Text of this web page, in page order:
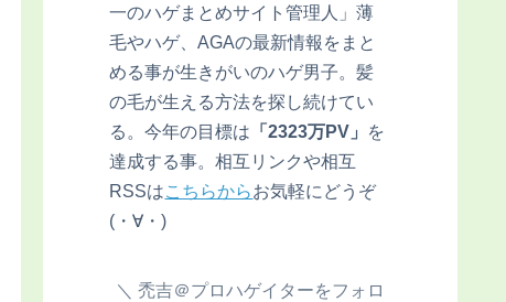
一のハゲまとめサイト管理人」薄
毛やハゲ、AGAの最新情報をまと
める事が生きがいのハゲ男子。髪
の毛が生える方法を探し続けてい
る。今年の目標は 「2323万PV」 を
達成する事。相互リンクや相互
RSSはこちらからお気軽にどうぞ
(・∀・)
禿吉＠プロハゲイターをフォロ